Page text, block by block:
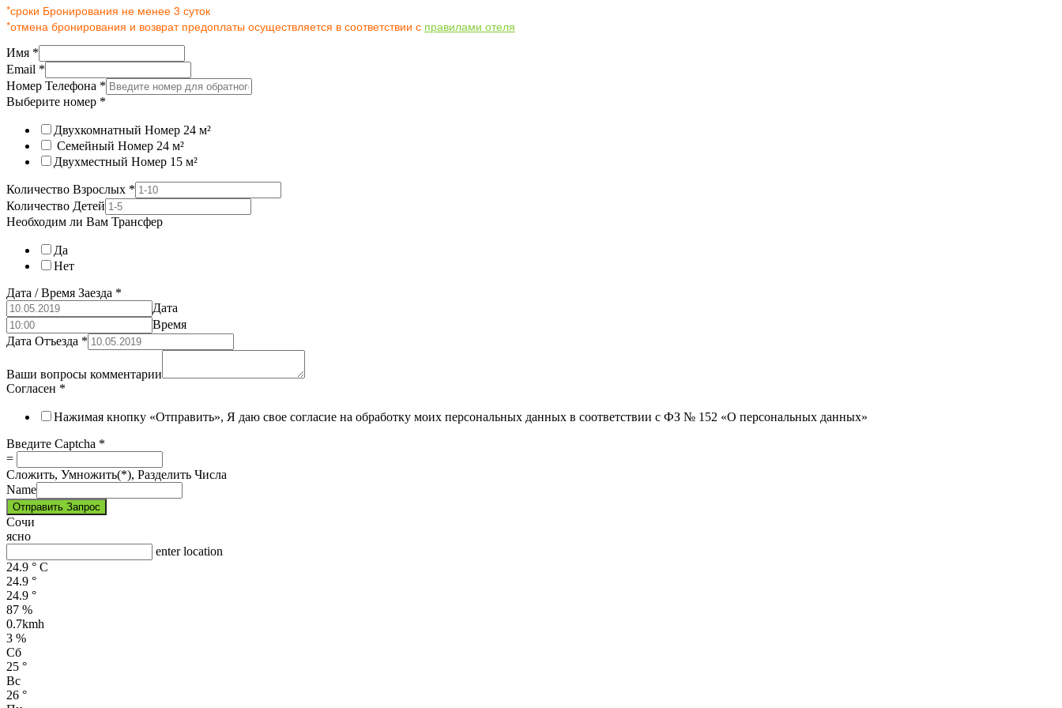
*сроки Бронирования не менее 3 суток
*отмена бронирования и возврат предоплаты осуществляется в соответствии с правилами отеля
Имя *
Email *
Номер Телефона *
Выберите номер *
Двухкомнатный Номер 24 м²
Семейный Номер 24 м²
Двухместный Номер 15 м²
Количество Взрослых *
Количество Детей
Необходим ли Вам Трансфер
Да
Нет
Дата / Время Заезда *
Дата
Время
Дата Отъезда *
Ваши вопросы комментарии
Согласен *
Нажимая кнопку «Отправить», Я даю свое согласие на обработку моих персональных данных в соответствии с ФЗ № 152 «О персональных данных»
Введите Captcha *
=
Сложить, Умножить(*), Разделить Числа
Name
Отправить Запрос
Сочи
ясно
enter location
24.9 ° C
24.9 °
24.9 °
87 %
0.7kmh
3 %
Сб
25 °
Вс
26 °